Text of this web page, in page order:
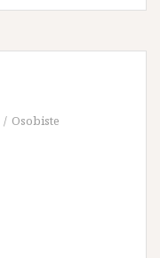
Osobiste